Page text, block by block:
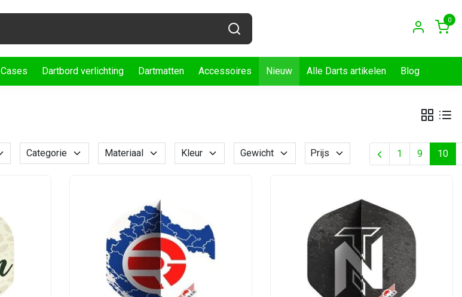
0
Cases Dartbord verlichting Dartmatten Accessoires Nieuw Alle Darts artikelen Blog
Categorie Materiaal Kleur Gewicht Prijs 1 9 10